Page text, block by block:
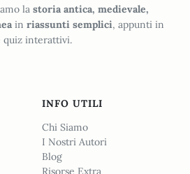
la storia antica, medievale,
in riassunti semplici, appunti in
quiz interattivi.
INFO UTILI
Chi Siamo
I Nostri Autori
Blog
Risorse Extra